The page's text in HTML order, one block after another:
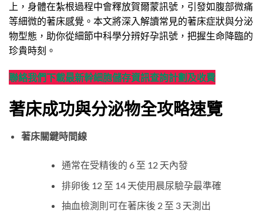
上，身體在紮根過程中會釋放賀爾蒙訊號，引發如腹部微痛
等細微的著床感覺。本文將深入解讀常見的著床症狀與分泌
物型態，助你從細節中科學分辨好孕訊號，把握生命降臨的
珍貴時刻。
聯絡我們下載最新幹細胞儲存資訊查詢計劃及收費
著床成功與分泌物全攻略速覽
著床關鍵時間線
通常在受精後的 6 至 12 天內發
排卵後 12 至 14 天使用晨尿驗孕最準確
抽血檢測則可在著床後 2 至 3 天測出